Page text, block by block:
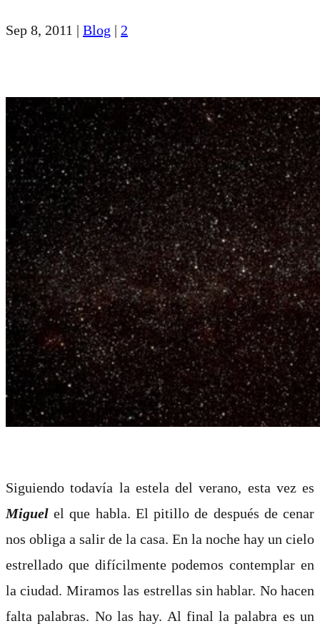
Sep 8, 2011 | Blog | 2
Siguiendo todavía la estela del verano, esta vez es
Miguel el que habla. El pitillo de después de cenar
nos obliga a salir de la casa. En la noche hay un cielo
estrellado que difícilmente podemos contemplar en
la ciudad. Miramos las estrellas sin hablar. No hacen
falta palabras. No las hay. Al final la palabra es un